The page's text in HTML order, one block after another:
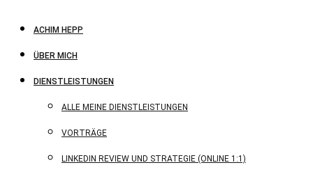
ACHIM HEPP
ÜBER MICH
DIENSTLEISTUNGEN
ALLE MEINE DIENSTLEISTUNGEN
VORTRÄGE
LINKEDIN REVIEW UND STRATEGIE (ONLINE 1:1)